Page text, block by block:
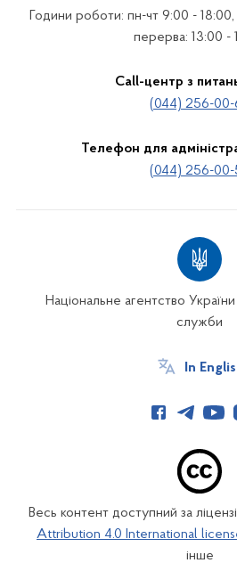
Години роботи: пн-чт 9:00 -
перерва: 13:00 -
Call-центр з
(044) 256-00-
Телефон для
(044) 256-00-
Національне агентство
служби
In
Весь контент доступний за
Attribution 4.0 International
інше